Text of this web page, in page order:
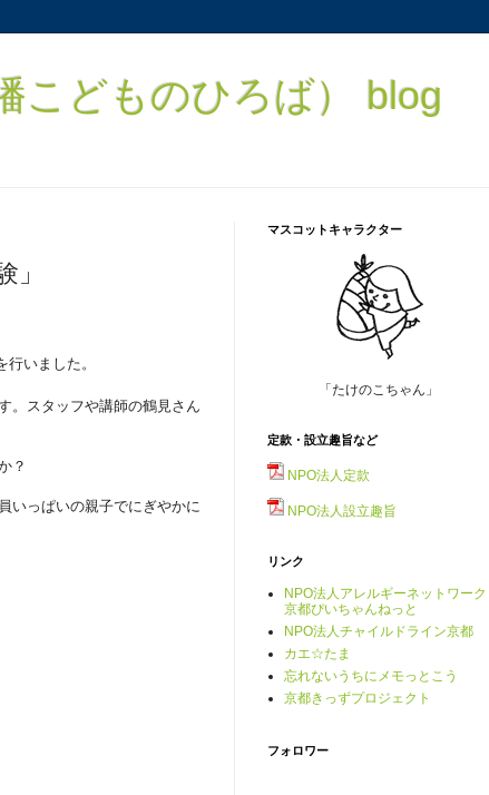
こどものひろば） blog
」
行いました。
。スタッフや講師の鶴見さん
？
いっぱいの親子でにぎやかに
マスコットキャラクター
「たけのこちゃん」
定款・設立趣旨など
NPO法人定款
NPO法人設立趣旨
リンク
NPO法人アレルギーネットワーク
京都ぴいちゃんねっと
NPO法人チャイルドライン京都
カエ☆たま
忘れないうちにメモっとこう
京都きっずプロジェクト
フォロワー